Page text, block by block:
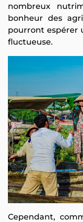
nombreux
bonheur des
pourront espérer
fluctueuse.
Cependant,